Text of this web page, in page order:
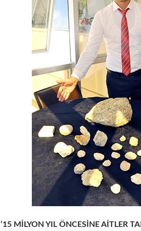
’15 MİLYON YIL ÖNCESİNE AİTLER